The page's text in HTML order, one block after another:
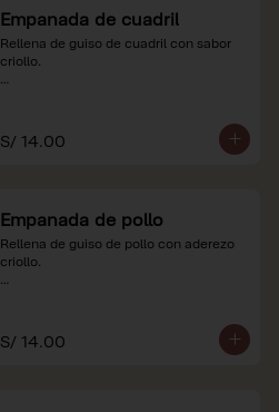
Empanada de cuadril
Rellena de guiso de cuadril con sabor
criollo.
S/ 14.00
Empanada de pollo
Rellena de guiso de pollo con aderezo
criollo.
S/ 14.00